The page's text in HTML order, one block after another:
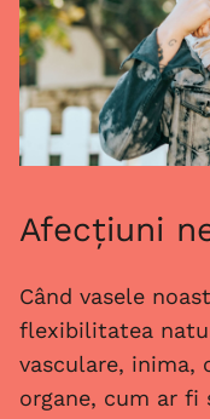
Afecțiuni
Când vasele
flexibilitatea
vasculare, inima,
organe, cum ar fi